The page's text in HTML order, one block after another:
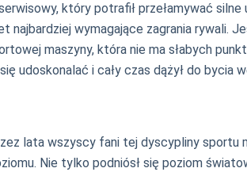
który potrafił przełamywać
wymagające zagrania rywali.
maszyny, która nie ma słabych
udoskonalać i cały czas dążył do bycia
lata wszyscy fani tej dyscypliny
Nie tylko podniósł się poziom